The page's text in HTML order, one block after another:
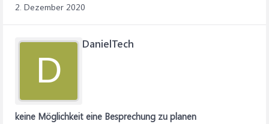
2. Dezember 2020
D
DanielTech
keine Möglichkeit eine Besprechung zu planen